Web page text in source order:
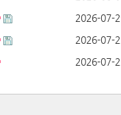
2026-07-
2026-07-
2026-07-